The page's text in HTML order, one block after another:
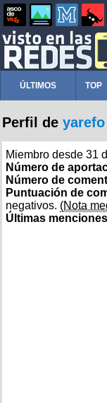
ÚLTIMOS TOP
Perfil de yarefo
Miembro desde 31
Número de
Número de
Puntuación de
negativos. (Nota
Últimas